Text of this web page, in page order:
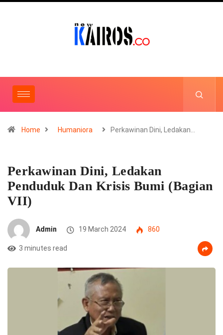
Home Humaniora Perkawinan Dini, Ledakan…
Perkawinan Dini, Ledakan
Penduduk Dan Krisis Bumi (Bagian
VII)
Admin 19 March 2024 860
3 minutes read